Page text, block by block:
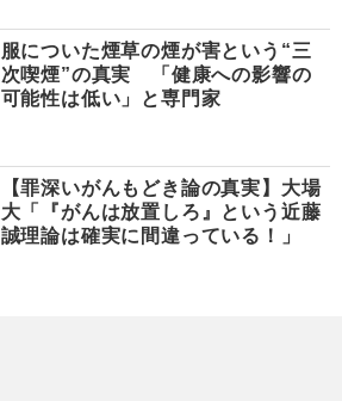
服についた煙草の煙が害という“三
次喫煙”の真実 「健康への影響の
可能性は低い」と専門家
【罪深いがんもどき論の真実】大場
大「『がんは放置しろ』という近藤
誠理論は確実に間違っている！」